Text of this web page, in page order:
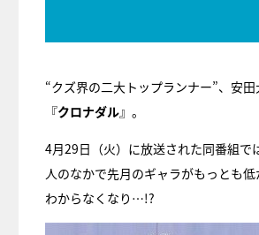
“クズ界の二大トップランナー”、安
『クロナダル』。
4月29日（火）に放送された同番組で
人のなかで先月のギャラがもっとも
わからなくなり…!?